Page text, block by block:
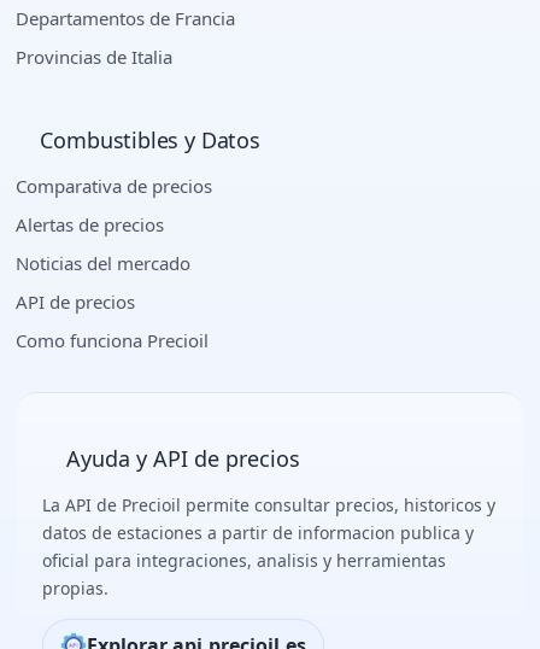
Departamentos de Francia
Provincias de Italia
Combustibles y Datos
Comparativa de precios
Alertas de precios
Noticias del mercado
API de precios
Como funciona Precioil
Ayuda y API de precios
La API de Precioil permite consultar precios, historicos y
datos de estaciones a partir de informacion publica y
oficial para integraciones, analisis y herramientas
propias.